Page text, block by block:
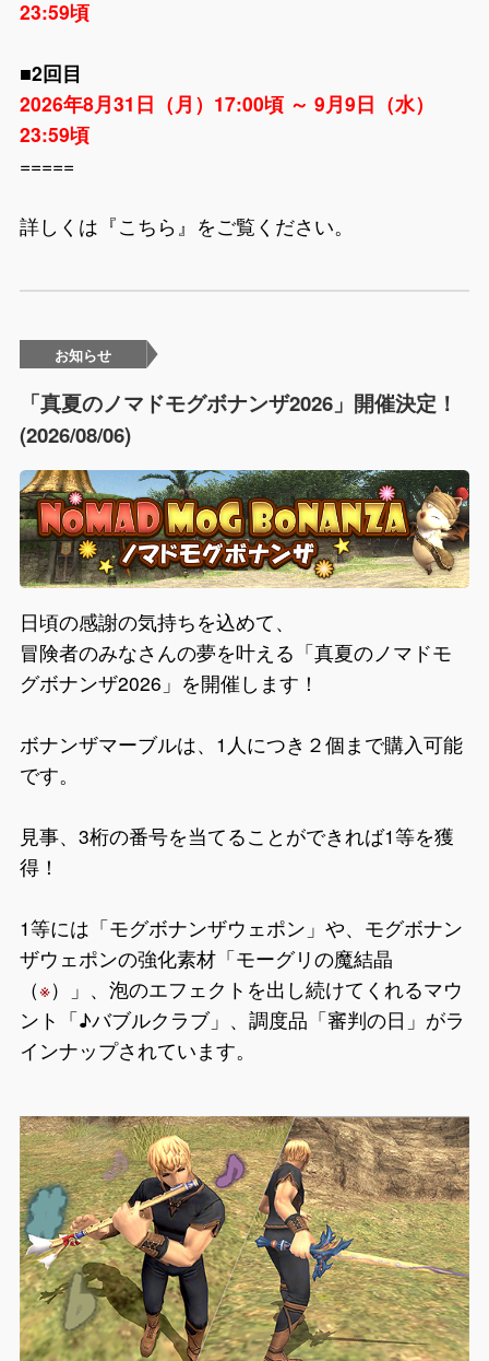
23:59頃
■2回目
2026年8月31日（月）17:00頃 ～ 9月9日（水）
23:59頃
=====
詳しくは『こちら』をご覧ください。
お知らせ
「真夏のノマドモグボナンザ2026」開催決定！
(2026/08/06)
日頃の感謝の気持ちを込めて、
冒険者のみなさんの夢を叶える「真夏のノマドモ
グボナンザ2026」を開催します！
ボナンザマーブルは、1人につき２個まで購入可能
です。
見事、3桁の番号を当てることができれば1等を獲
得！
1等には「モグボナンザウェポン」や、モグボナン
ザウェポンの強化素材「モーグリの魔結晶
（※）」、泡のエフェクトを出し続けてくれるマウ
ント「♪バブルクラブ」、調度品「審判の日」がラ
インナップされています。